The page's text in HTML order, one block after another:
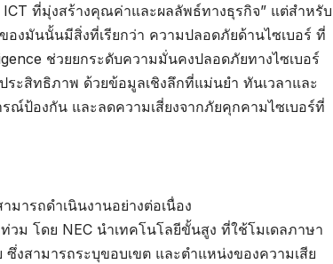
ที่มุ่งสร้างคุณค่าและผลลัพธ์ทางธุรกิจ” แต่สำหรับ
งมันนั้นมีสิ่งที่เรียกว่า ความปลอดภัยด้านไซเบอร์ ที่
ช่วยยกระดับความมั่นคงปลอดภัยทางไซเบอร์
ระสิทธิภาพ ด้วยข้อมูลเชิงลึกที่แม่นยำ ทันเวลาและ
ณ์ป้องกัน และลดความเสี่ยงจากภัยคุกคามไซเบอร์ที่
ารถดำเนินงานอย่างต่อเนื่อง
ม โดย NEC นำเทคโนโลยีขั้นสูง ที่ใช้โมเดลภาษา
งสามารถระบุขอบเขต และตำแหน่งของความเสีย